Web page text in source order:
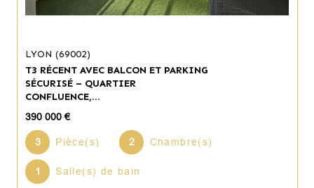
LYON (69002)
T3 RÉCENT AVEC BALCON ET PARKING
SÉCURISÉ – QUARTIER
CONFLUENCE,...
390 000 €
3 Pièce(s) 2 Chambre(s)
1 Salle(s) de bain